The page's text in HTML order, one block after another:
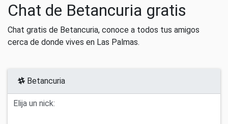
Chat de Betancuria gratis
Chat gratis de Betancuria, conoce a todos tus amigos
cerca de donde vives en Las Palmas.
Betancuria
Elija un nick: